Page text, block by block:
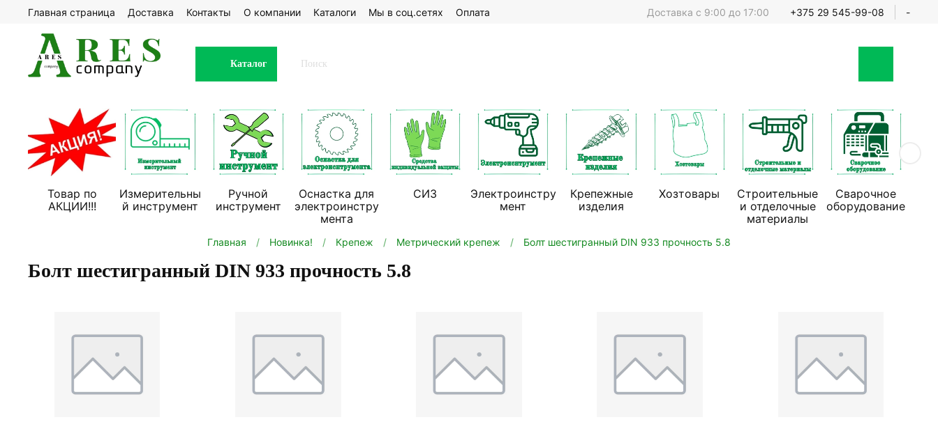
Главная страница Доставка Контакты О компании Каталоги Мы в соц.сетях Оплата Доставка с 9:00 до 17:00 +375 29 545-99-08 -
Каталог
Товар по
АКЦИИ!!!
Измерительны
й инструмент
Ручной
инструмент
Оснастка для
электроинстру
мента
СИЗ
Электроинстру
мент
Крепежные
изделия
Хозтовары
Строительные
и отделочные
материалы
Сварочное
оборудование
Главная Новинка! Крепеж Метрический крепеж Болт шестигранный DIN 933 прочность 5.8
Болт шестигранный DIN 933 прочность 5.8